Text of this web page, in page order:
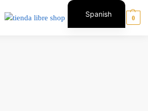
0
Spanish
English